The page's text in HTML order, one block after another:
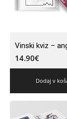
Vinski kviz –
14.90€
Dodaj v